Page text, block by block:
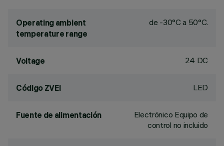
Operating ambient
temperature range
de -30°C a 50°C.
Voltage 24 DC
Código ZVEI LED
Fuente de alimentación
Electrónico Equipo de
control no incluido